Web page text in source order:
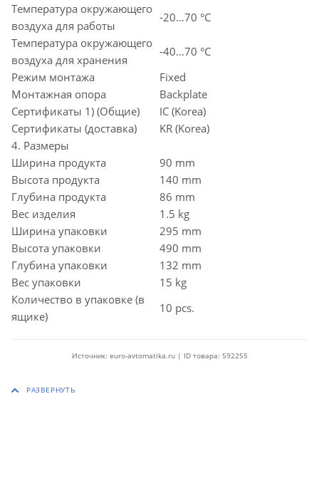
Температура окружающего
воздуха для работы
-20…70 °C
Температура окружающего
воздуха для хранения
-40…70 °C
Режим монтажа
Fixed
Монтажная опора
Backplate
Сертификаты 1) (Общие)
IC (Korea)
Сертификаты (доставка)
KR (Korea)
4. Размеры
Ширина продукта
90 mm
Высота продукта
140 mm
Глубина продукта
86 mm
Вес изделия
1.5 kg
Ширина упаковки
295 mm
Высота упаковки
490 mm
Глубина упаковки
132 mm
Вес упаковки
15 kg
Количество в упаковке (в
ящике)
10 pcs.
Источник: euro-avtomatika.ru | ID товара: 592255